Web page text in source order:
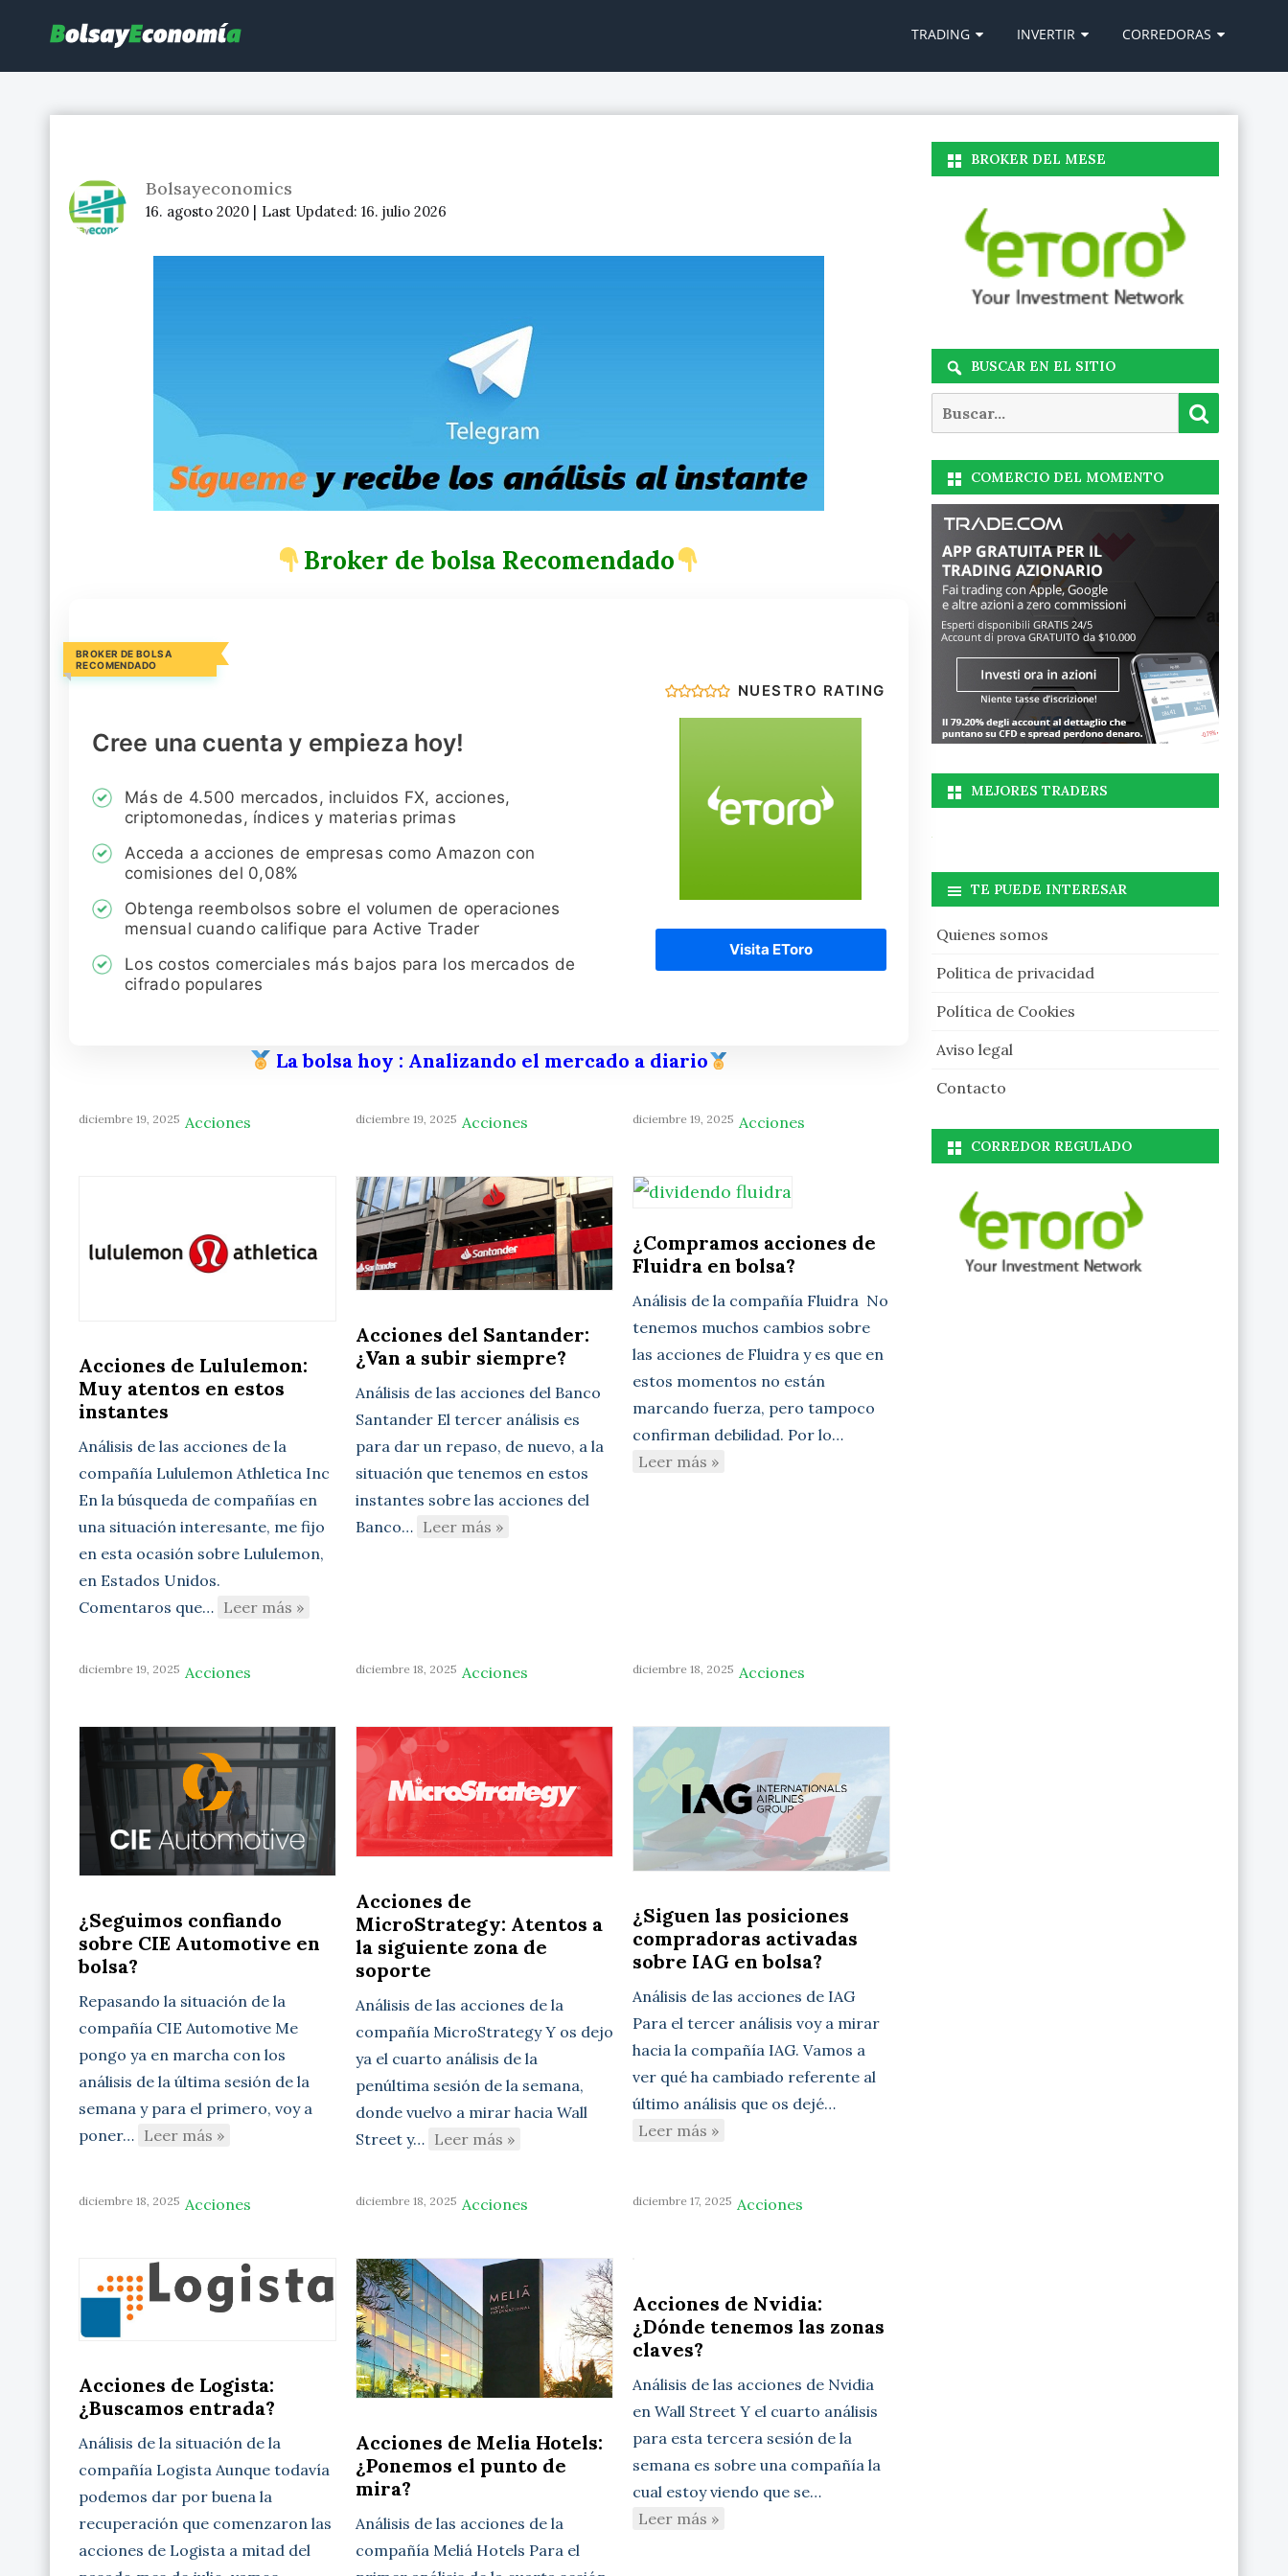
al
contenido
TRADING INVERTIR CORREDORAS
Bolsayeconomics
16. agosto 2020 | Last Updated: 16. julio 2026
Broker de bolsa Recomendado
BROKER DE BOLSA
RECOMENDADO
Cree una cuenta y empieza hoy!
NUESTRO RATING
Más de 4.500 mercados, incluidos FX, acciones,
criptomonedas, índices y materias primas
Acceda a acciones de empresas como Amazon con
comisiones del 0,08%
Obtenga reembolsos sobre el volumen de operaciones
mensual cuando califique para Active Trader
Los costos comerciales más bajos para los mercados de
cifrado populares
Visita EToro
La bolsa hoy : Analizando el mercado a diario
diciembre 19, 2025 Acciones
Acciones de Lululemon:
Muy atentos en estos
instantes
Análisis de las acciones de la
compañía Lululemon Athletica Inc
En la búsqueda de compañías en
una situación interesante, me fijo
en esta ocasión sobre Lululemon,
en Estados Unidos.
Comentaros que… Leer más »
diciembre 19, 2025 Acciones
Acciones del Santander:
¿Van a subir siempre?
Análisis de las acciones del Banco
Santander El tercer análisis es
para dar un repaso, de nuevo, a la
situación que tenemos en estos
instantes sobre las acciones del
Banco… Leer más »
diciembre 19, 2025 Acciones
¿Compramos acciones de
Fluidra en bolsa?
Análisis de la compañía Fluidra No
tenemos muchos cambios sobre
las acciones de Fluidra y es que en
estos momentos no están
marcando fuerza, pero tampoco
confirman debilidad. Por lo…
Leer más »
diciembre 19, 2025 Acciones
¿Seguimos confiando
sobre CIE Automotive en
bolsa?
Repasando la situación de la
compañía CIE Automotive Me
pongo ya en marcha con los
análisis de la última sesión de la
semana y para el primero, voy a
poner… Leer más »
diciembre 18, 2025 Acciones
Acciones de
MicroStrategy: Atentos a
la siguiente zona de
soporte
Análisis de las acciones de la
compañía MicroStrategy Y os dejo
ya el cuarto análisis de la
penúltima sesión de la semana,
donde vuelvo a mirar hacia Wall
Street y… Leer más »
diciembre 18, 2025 Acciones
¿Siguen las posiciones
compradoras activadas
sobre IAG en bolsa?
Análisis de las acciones de IAG
Para el tercer análisis voy a mirar
hacia la compañía IAG. Vamos a
ver qué ha cambiado referente al
último análisis que os dejé…
Leer más »
diciembre 18, 2025 Acciones
Acciones de Logista:
¿Buscamos entrada?
Análisis de la situación de la
compañía Logista Aunque todavía
podemos dar por buena la
recuperación que comenzaron las
acciones de Logista a mitad del
diciembre 18, 2025 Acciones
Acciones de Melia Hotels:
¿Ponemos el punto de
mira?
Análisis de las acciones de la
compañía Meliá Hotels Para el
diciembre 17, 2025 Acciones
Acciones de Nvidia:
¿Dónde tenemos las zonas
claves?
Análisis de las acciones de Nvidia
en Wall Street Y el cuarto análisis
para esta tercera sesión de la
semana es sobre una compañía la
cual estoy viendo que se…
Leer más »
BROKER DEL MESE
BUSCAR EN EL SITIO
COMERCIO DEL MOMENTO
MEJORES TRADERS
TE PUEDE INTERESAR
Quienes somos
Politica de privacidad
Política de Cookies
Aviso legal
Contacto
CORREDOR REGULADO